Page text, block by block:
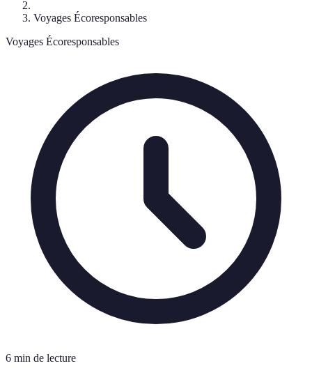
Voyages Écoresponsables
Voyages Écoresponsables
6 min de lecture